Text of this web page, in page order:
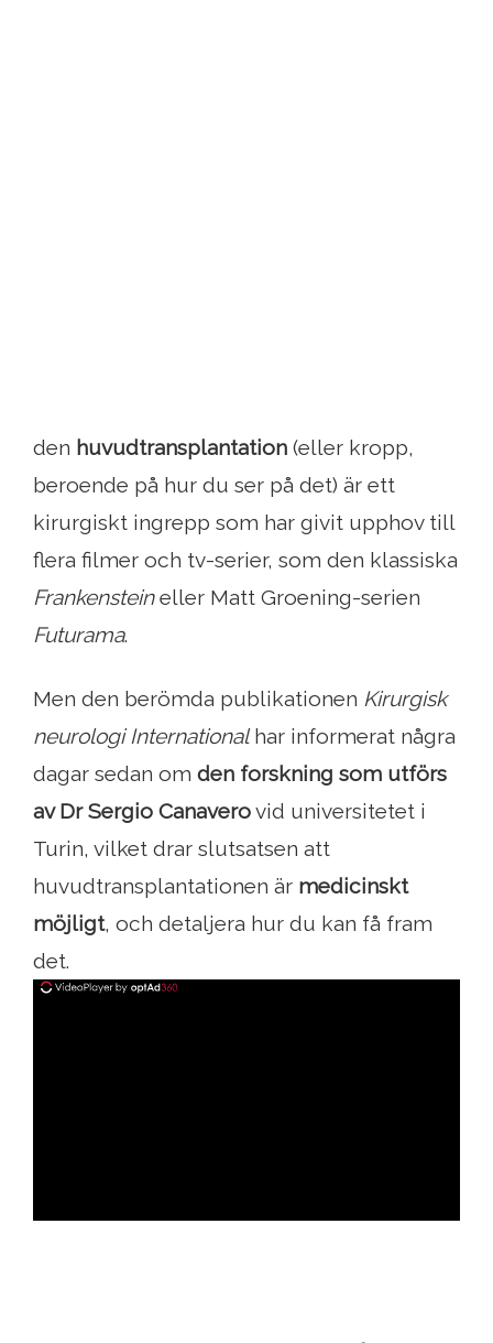
den huvudtransplantation (eller kropp,
beroende på hur du ser på det) är ett
kirurgiskt ingrepp som har givit upphov till
flera filmer och tv-serier, som den klassiska
Frankensteineller Matt Groening-serien
Futurama.
Men den berömda publikationen Kirurgisk
neurologi Internationalhar informerat några
dagar sedan om den forskning som utförs
av Dr Sergio Canaverovid universitetet i
Turin, vilket drar slutsatsen att
huvudtransplantationen är medicinskt
möjligt, och detaljera hur du kan få fram
det.